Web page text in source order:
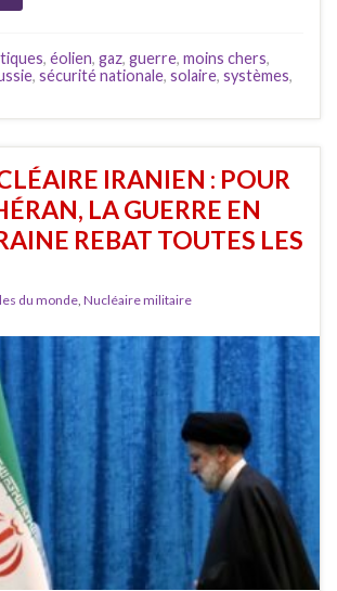
, éolien, gaz, guerre, moins chers,
, sécurité nationale, solaire, systèmes,
IRANIEN : POUR
LA GUERRE EN
REBAT TOUTES LES
du monde, Nucléaire militaire